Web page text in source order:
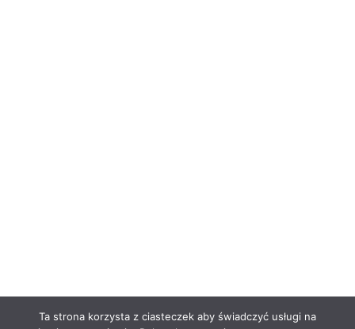
Ta strona korzysta z ciasteczek aby świadczyć usługi na